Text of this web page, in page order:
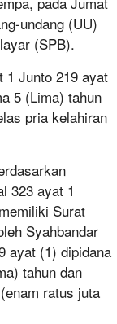
undang (UU)
(SPB).
1 Junto 219 ayat
5 (Lima) tahun
pria kelahiran
323 ayat 1
Surat
Syahbandar
ayat (1) dipidana
tahun dan
ratus juta